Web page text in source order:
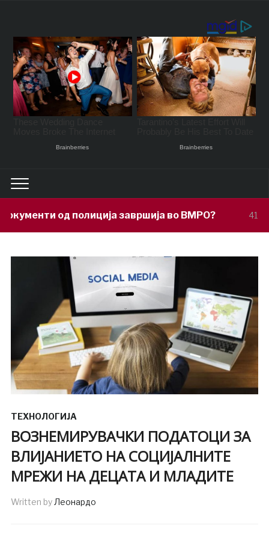
завршија во ВМРО? 41 minutes ago Под
ТЕХНОЛОГИЈА
ВОЗНЕМИРУВАЧКИ ПОДАТОЦИ ЗА
ВЛИЈАНИЕТО НА СОЦИЈАЛНИТЕ
МРЕЖИ НА ДЕЦАТА И МЛАДИТЕ
Written byЛеонардо